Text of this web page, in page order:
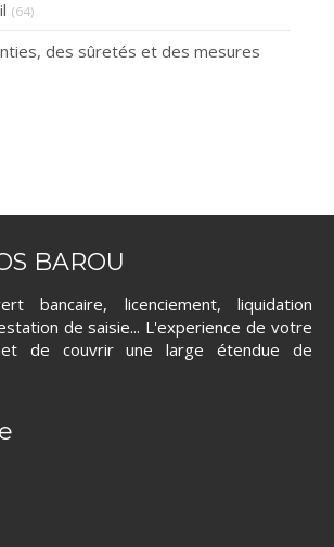
(64)
des sûretés et des mesures
BAROU
bancaire, licenciement, liquidation
de saisie... L'experience de votre
de couvrir une large étendue de